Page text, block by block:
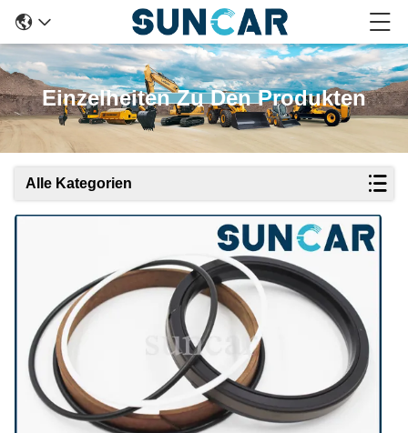
Einzelheiten Zu Den Produkten
Alle Kategorien